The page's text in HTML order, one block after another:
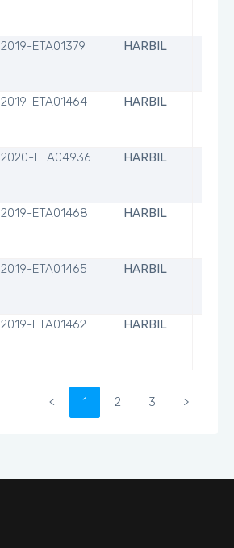
2019-ETA01379 HARBIL
2019-ETA01464 HARBIL
2020-ETA04936 HARBIL
2019-ETA01468 HARBIL
2019-ETA01465 HARBIL
2019-ETA01462 HARBIL
< 1 2 3 >